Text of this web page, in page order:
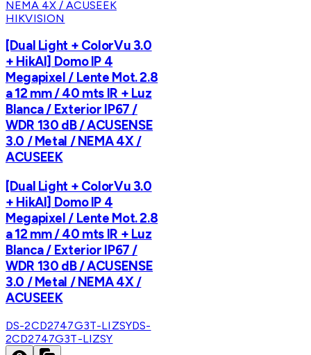
HIKVISION
[Dual Light + ColorVu 3.0
+ HikAI] Domo IP 4
Megapixel / Lente Mot. 2.8
a 12 mm / 40 mts IR + Luz
Blanca / Exterior IP67 /
WDR 130 dB / ACUSENSE
3.0 / Metal / NEMA 4X /
ACUSEEK
[Dual Light + ColorVu 3.0
+ HikAI] Domo IP 4
Megapixel / Lente Mot. 2.8
a 12 mm / 40 mts IR + Luz
Blanca / Exterior IP67 /
WDR 130 dB / ACUSENSE
3.0 / Metal / NEMA 4X /
ACUSEEK
DS-2CD2747G3T-LIZSYDS-
2CD2747G3T-LIZSY